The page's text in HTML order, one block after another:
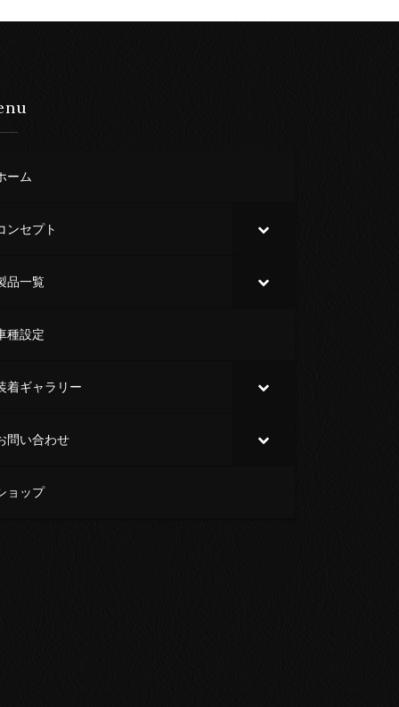
ーム
ンセプト
品一覧
種設定
着ギャラリー
問い合わせ
ョップ